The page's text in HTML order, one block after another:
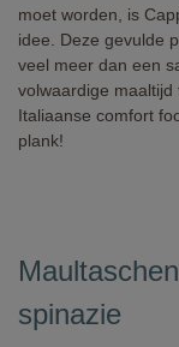
moet worden, is
idee. Deze gevulde
veel meer dan een
volwaardige maaltijd
Italiaanse comfort
plank!
spinazie